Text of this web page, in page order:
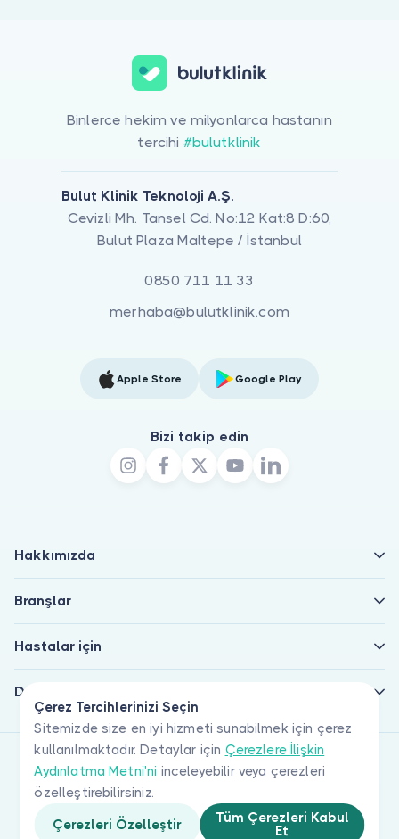
Çerez Tercihlerinizi Seçin
Sitemizde size en iyi hizmeti sunabilmek için çerez
kullanılmaktadır. Detaylar için Çerezlere İlişkin
Aydınlatma Metni'ni inceleyebilir veya çerezleri
özelleştirebilirsiniz.
Çerezleri Özelleştir
Tüm Çerezleri Kabul
Et
Binlerce hekim ve milyonlarca hastanın
tercihi #bulutklinik
Bulut Klinik Teknoloji A.Ş.
Cevizli Mh. Tansel Cd. No:12 Kat:8 D:60,
Bulut Plaza Maltepe / İstanbul
0850 711 11 33
merhaba@bulutklinik.com
Apple Store Google Play
Bizi takip edin
Hakkımızda
Branşlar
Hastalar için
Doktorlar için